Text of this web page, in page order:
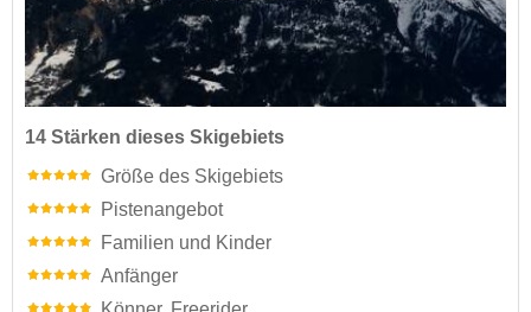
14 Stärken dieses Skigebiets
Größe des Skigebiets
Pistenangebot
Familien und Kinder
Anfänger